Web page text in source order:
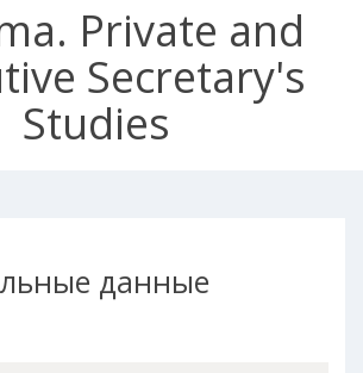
Private and
Secretary's
Studies
данные